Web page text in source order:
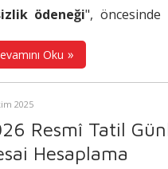
ödeneği", öncesinde
ve4447 sayılı İşsizlik
belirtilen tüm
kişilerin, işsiz
gelir kaybını
açıdan
İşsizlik maaşı,
Oku
2025
Resmî Tatil
Hesaplama